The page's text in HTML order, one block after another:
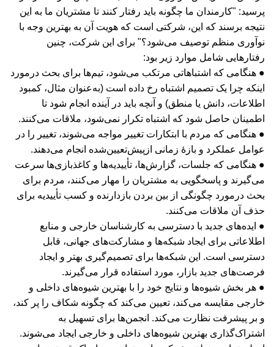
پرسید: "کارمندان ما چگونه باید رفتار کنند تا مشتریان ما به این
نتیجه برسند که این، شرکتی است که هویت آن به بهترین وجه با
نوآوری منظم توصیف می‌شود؟" برای این شرکت، چنین
رفتارهایی شامل موارد زیر بود:
● هنگامی که اشتباهاتی مرتکب می‌شود، تیم‌ها برای بحث درمورد
اینکه چرا یک تصمیم اشتباه رخ داده است (به‌عنوان مثال، کمبود
اطلاعات، دانش یا منطق) و آنچه باید در آینده انجام شود تا
اطمینان حاصل شود که اشتباه تکرار نمی‌شود، ملاقات می‌کنند.
● هنگامی که مردم با ابتکارات تغییر مواجه می‌شوند، تغییر را در
عوامل عملکرد و بازۀ زمانی از‌پیش‌تعیین‌شده انجام می‌دهند.
● هنگامی که جلسات، گزارش‌ها، تأییدیه‌ها و کاغذبازی‌ها سرعت
می‌گیرند و پاسخگویی به مشتریان را مهار می‌کنند، مردم برای
بحث درمورد چگونگی از بین بردن بازدارنده و کسب تأییدیه برای
حذف آن ملاقات می‌کنند.
● ایده‌های جدید با دسترسی به کارشناسان خارجی و منابع
اطلاعاتی برای ایجاد شبکه‌ها و مشارکت‌های جهانی، قابل
دسترسی است. این شبکه‌ها برای تصمیم‌گیری بهتر و ایجاد
فرصت‌های جدید بازار، مورد استفاده قرار می‌گیرند.
● هر بخش شیوه‌ها و نتایج خود را با بهترین شیوه‌های داخلی و
خارجی مقایسه می‌کند، تعیین می‌کند که چگونه شکاف را پر کند،
و بر پیشرفت نظارت می‌کند. انجمن‌ها برای تسهیل به
اشتراک‌گذاری بهترین شیوه‌های داخلی و خارجی ایجاد می‌شوند.